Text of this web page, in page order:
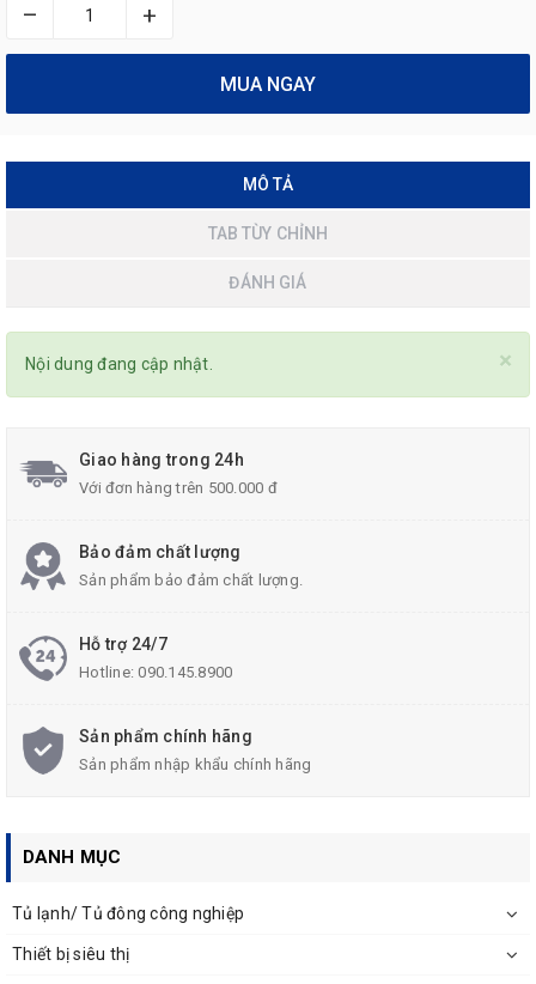
– +
MUA NGAY
MÔ TẢ
TAB TÙY CHỈNH
ĐÁNH GIÁ
×
Nội dung đang cập nhật.
Giao hàng trong 24h
Với đơn hàng trên 500.000 đ
Bảo đảm chất lượng
Sản phẩm bảo đảm chất lượng.
Hỗ trợ 24/7
Hotline:090.145.8900
Sản phẩm chính hãng
Sản phẩm nhập khẩu chính hãng
DANH MỤC
Tủ lạnh/ Tủ đông công nghiệp
Thiết bị siêu thị